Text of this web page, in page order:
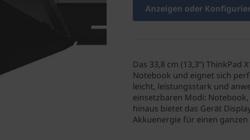
Anzeigen oder
Das 33,8 cm (13,3”) ThinkPad
Notebook und eignet sich
leicht, leistungsstark und
einsetzbaren Modi:
hinaus bietet das Gerät
Akkuenergie für einen ganzen